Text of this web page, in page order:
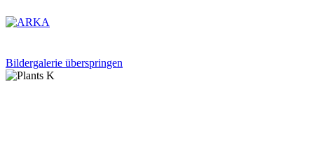
Bildergalerie überspringen